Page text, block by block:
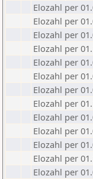
Elozahl per
Elozahl per
Elozahl per
Elozahl per
Elozahl per
Elozahl per
Elozahl per
Elozahl per
Elozahl per
Elozahl per
Elozahl per
Elozahl per
Elozahl per